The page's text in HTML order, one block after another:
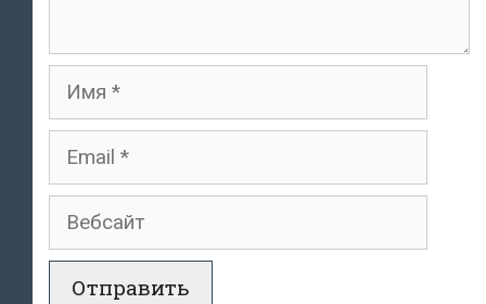
Имя
Email
Вебсайт